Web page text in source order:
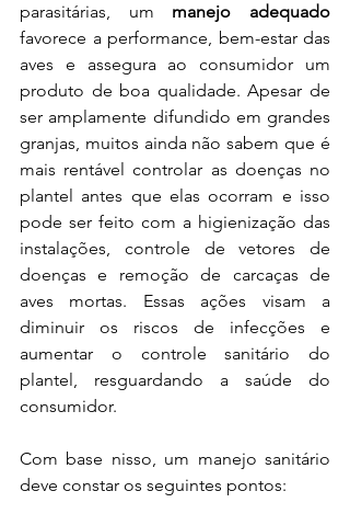
parasitárias, um
favorece a performance, bem-estar das
aves e assegura ao consumidor um
produto de boa qualidade. Apesar de
ser amplamente difundido em grandes
granjas, muitos ainda não sabem que é
mais rentável controlar as doenças no
plantel antes que elas ocorram e isso
pode ser feito com a higienização das
instalações, controle de vetores de
doenças e remoção de carcaças de
aves mortas. Essas ações visam a
diminuir os riscos de infecções e
aumentar o controle sanitário do
plantel, resguardando a saúde do
consumidor.
Com base nisso, um manejo sanitário
deve constar os seguintes pontos: